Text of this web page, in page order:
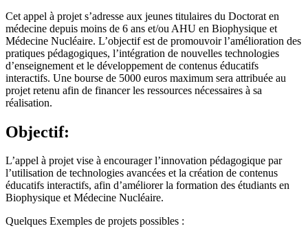
Cet appel à projet s’adresse aux jeunes titulaires du Doctorat en
médecine depuis moins de 6 ans et/ou AHU en Biophysique et
Médecine Nucléaire. L’objectif est de promouvoir l’amélioration des
pratiques pédagogiques, l’intégration de nouvelles technologies
d’enseignement et le développement de contenus éducatifs
interactifs. Une bourse de 5000 euros maximum sera attribuée au
projet retenu afin de financer les ressources nécessaires à sa
réalisation.
Objectif:
L’appel à projet vise à encourager l’innovation pédagogique par
l’utilisation de technologies avancées et la création de contenus
éducatifs interactifs, afin d’améliorer la formation des étudiants en
Biophysique et Médecine Nucléaire.
Quelques Exemples de projets possibles :